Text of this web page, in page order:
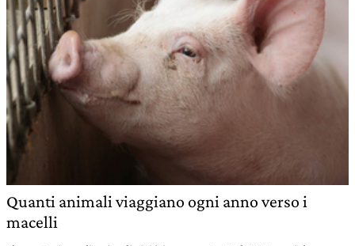
Quanti animali viaggiano ogni anno verso i
macelli